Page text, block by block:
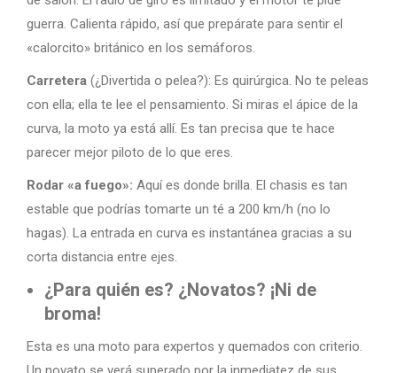
guerra. Calienta rápido, así que prepárate para sentir el
«calorcito» británico en los semáforos.
Carretera (¿Divertida o pelea?): Es quirúrgica. No te peleas
con ella; ella te lee el pensamiento. Si miras el ápice de la
curva, la moto ya está allí. Es tan precisa que te hace
parecer mejor piloto de lo que eres.
Rodar «a fuego»: Aquí es donde brilla. El chasis es tan
estable que podrías tomarte un té a 200 km/h (no lo
hagas). La entrada en curva es instantánea gracias a su
corta distancia entre ejes.
¿Para quién es? ¿Novatos? ¡Ni de
broma!
Esta es una moto para expertos y quemados con criterio.